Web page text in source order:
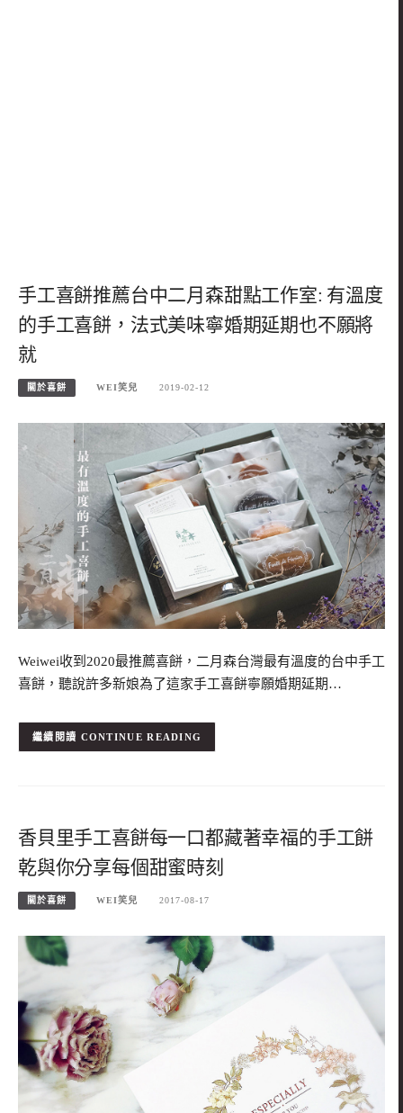
手工喜餅推薦台中二月森甜點工作室: 有溫度
的手工喜餅，法式美味寧婚期延期也不願將
就
關於喜餅 WEI笑兒 2019-02-12
Weiwei收到2020最推薦喜餅，二月森台灣最有溫度的台中手工
喜餅，聽說許多新娘為了這家手工喜餅寧願婚期延期…
CONTINUE READING
香貝里手工喜餅每一口都藏著幸福的手工餅
乾與你分享每個甜蜜時刻
關於喜餅 WEI笑兒 2017-08-17